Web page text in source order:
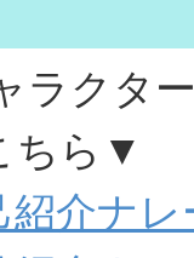
ラクタ
ちら▼
紹介ナ